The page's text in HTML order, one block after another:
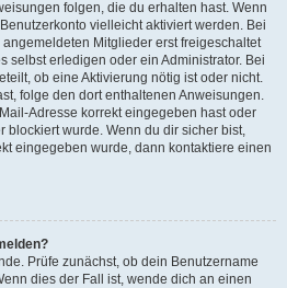
folgen, die du erhalten hast. Wenn
vielleicht aktiviert werden. Bei
Mitglieder erst freigeschaltet
selbst erledigen oder ein Administrator. Bei
ob eine Aktivierung nötig ist oder nicht.
folge den dort enthaltenen Anweisungen.
Adresse korrekt eingegeben hast oder
blockiert wurde. Wenn du dir sicher bist,
eingegeben wurde, dann kontaktiere einen
Prüfe zunächst, ob dein Benutzername
dies der Fall ist, wende dich an einen